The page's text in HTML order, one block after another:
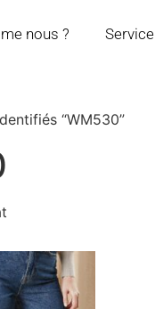
nous ? Service
“WM530”